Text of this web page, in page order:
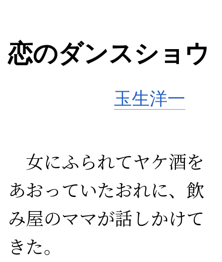
恋のダンスショウ
玉生洋一
女にふられてヤケ酒を
あおっていたおれに、飲
み屋のママが話しかけて
きた。